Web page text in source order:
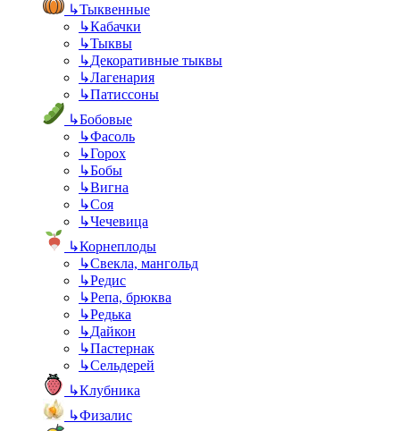
↳Тыквенные
↳Кабачки
↳Тыквы
↳Декоративные тыквы
↳Лагенария
↳Патиссоны
↳Бобовые
↳Фасоль
↳Горох
↳Бобы
↳Вигна
↳Соя
↳Чечевица
↳Корнеплоды
↳Свекла, мангольд
↳Редис
↳Репа, брюква
↳Редька
↳Дайкон
↳Пастернак
↳Сельдерей
↳Клубника
↳Физалис